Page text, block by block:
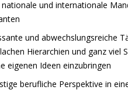
und internationale
und abwechslungsreiche
Hierarchien und ganz viel
eigenen Ideen einzubringen
berufliche Perspektive in